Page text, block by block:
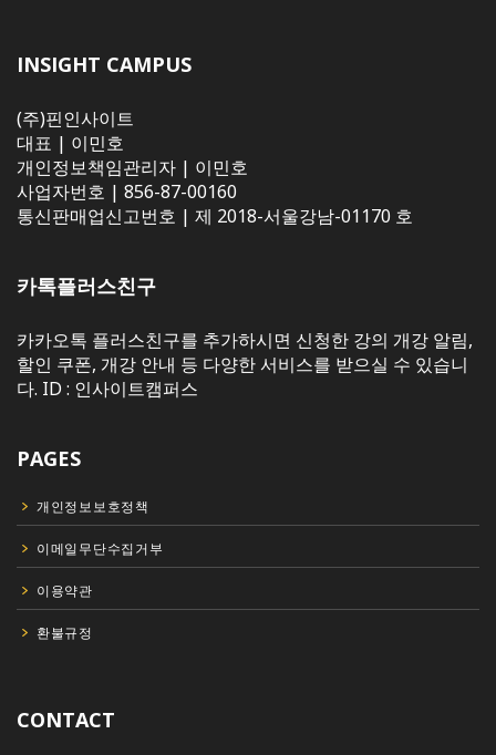
INSIGHT CAMPUS
(주)핀인사이트
대표 | 이민호
개인정보책임관리자 | 이민호
사업자번호 | 856-87-00160
통신판매업신고번호 | 제 2018-서울강남-01170 호
카톡플러스친구
카카오톡 플러스친구를 추가하시면 신청한 강의 개강 알림,
할인 쿠폰, 개강 안내 등 다양한 서비스를 받으실 수 있습니
다. ID : 인사이트캠퍼스
PAGES
개인정보보호정책
이메일무단수집거부
이용약관
환불규정
CONTACT